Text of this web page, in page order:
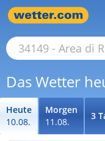
Das Wetter
Heute
10.08.
Morgen
11.08.
3